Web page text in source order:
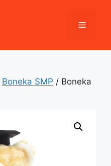
Menu
Boneka SMP / Boneka